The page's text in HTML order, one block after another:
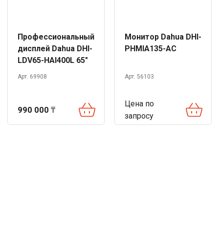
Профессиональный
дисплей Dahua DHI-
LDV65-HAI400L 65"
Арт. 69908
990 000 ₸
Монитор Dahua DHI-
PHMIA135-AC
Арт. 56103
Цена по
запросу